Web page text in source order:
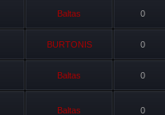
Baltas 0
BURTONIS 0
Baltas 0
Baltas 0